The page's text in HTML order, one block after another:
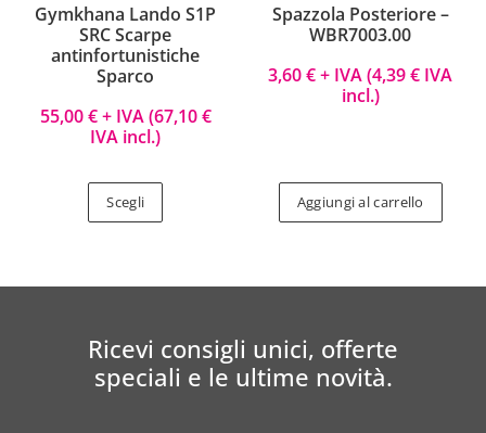
Gymkhana Lando S1P
SRC Scarpe
antinfortunistiche
Sparco
55,00€+ IVA (67,10€
IVA incl.)
Scegli
Spazzola Posteriore –
WBR7003.00
3,60€+ IVA (4,39€ IVA
incl.)
Aggiungi al carrello
Ricevi consigli unici, offerte
speciali e le ultime novità.